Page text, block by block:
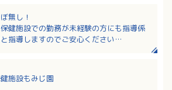
無し！
保健施設での勤務が未経験の方にも指導係
指導しますのでご安心ください
は3.5ヶ月分～4.0ヶ月分（前年度実績）
施設もみじ園